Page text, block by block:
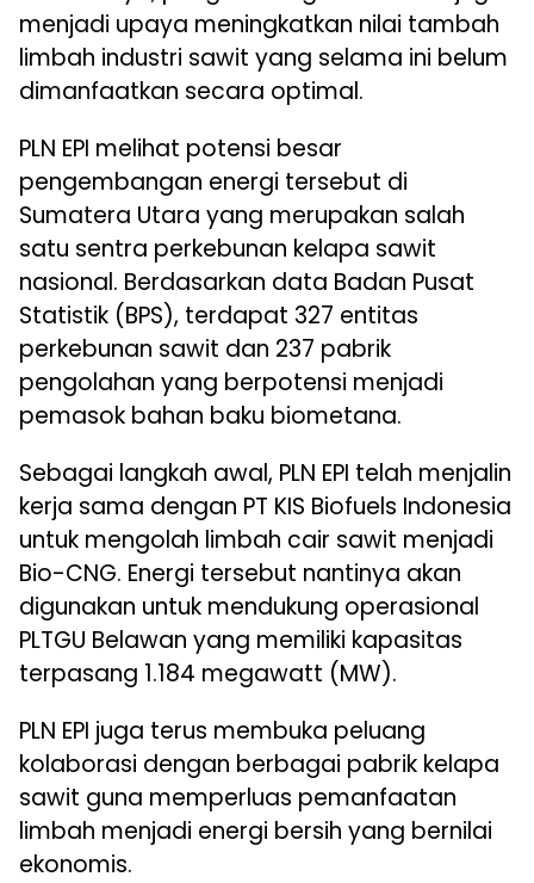
menjadi upaya meningkatkan nilai tambah
limbah industri sawit yang selama ini belum
dimanfaatkan secara optimal.
PLN EPI melihat potensi besar
pengembangan energi tersebut di
Sumatera Utara yang merupakan salah
satu sentra perkebunan kelapa sawit
nasional. Berdasarkan data Badan Pusat
Statistik (BPS), terdapat 327 entitas
perkebunan sawit dan 237 pabrik
pengolahan yang berpotensi menjadi
pemasok bahan baku biometana.
Sebagai langkah awal, PLN EPI telah menjalin
kerja sama dengan PT KIS Biofuels Indonesia
untuk mengolah limbah cair sawit menjadi
Bio-CNG. Energi tersebut nantinya akan
digunakan untuk mendukung operasional
PLTGU Belawan yang memiliki kapasitas
terpasang 1.184 megawatt (MW).
PLN EPI juga terus membuka peluang
kolaborasi dengan berbagai pabrik kelapa
sawit guna memperluas pemanfaatan
limbah menjadi energi bersih yang bernilai
ekonomis.